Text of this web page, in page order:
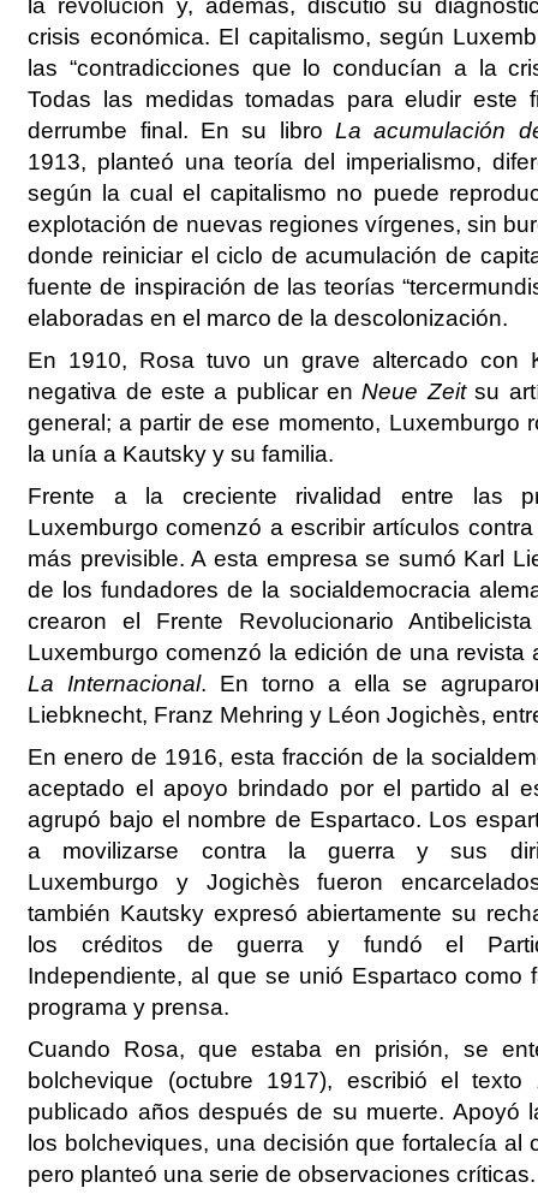
crisis económica. El capitalismo, según
las “contradicciones que lo conducían a la
Todas las medidas tomadas para eludir este
derrumbe final. En su libro La acumulación
1913, planteó una teoría del imperialismo,
según la cual el capitalismo no puede
explotación de nuevas regiones vírgenes, sin
donde reiniciar el ciclo de acumulación de
fuente de inspiración de las teorías
elaboradas en el marco de la descolonización.
En 1910, Rosa tuvo un grave altercado con
negativa de este a publicar enNeue Zeitsu
general; a partir de ese momento, Luxemburgo
la unía a Kautsky y su familia.
Frente a la creciente rivalidad entre las
Luxemburgo comenzó a escribir artículos
más previsible. A esta empresa se sumó Karl
de los fundadores de la socialdemocracia
crearon el Frente Revolucionario
Luxemburgo comenzó la edición de una revista
La Internacional. En torno a ella se
Liebknecht, Franz Mehring y Léon Jogichès,
En enero de 1916, esta fracción de la
aceptado el apoyo brindado por el partido al
agrupó bajo el nombre de Espartaco. Los
a movilizarse contra la guerra y sus
Luxemburgo y Jogichès fueron
también Kautsky expresó abiertamente su
los créditos de guerra y fundó el
Independiente, al que se unió Espartaco como
programa y prensa.
Cuando Rosa, que estaba en prisión, se
bolchevique (octubre 1917), escribió el texto
publicado años después de su muerte. Apoyó
los bolcheviques, una decisión que fortalecía al
pero planteó una serie de observaciones críticas.